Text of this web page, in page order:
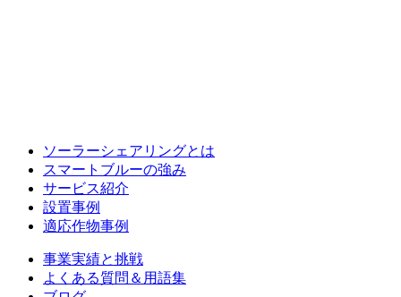
ソーラーシェアリングとは
スマートブルーの強み
サービス紹介
設置事例
適応作物事例
事業実績と挑戦
よくある質問＆用語集